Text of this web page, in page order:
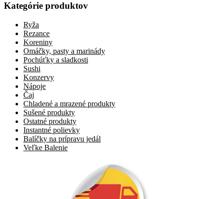
Kategórie produktov
Ryža
Rezance
Koreniny
Omáčky, pasty a marinády
Pochúťky a sladkosti
Sushi
Konzervy
Nápoje
Čaj
Chladené a mrazené produkty
Sušené produkty
Ostatné produkty
Instantné polievky
Balíčky na prípravu jedál
Veľke Balenie